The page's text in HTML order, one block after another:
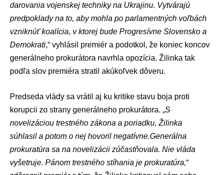
darovania vojenskej techniky na Ukrajinu. Vytvárajú
predpoklady na to, aby mohla po parlamentných voľbách
vzniknúť koalícia, v ktorej bude Progresívne Slovensko a
Demokrati,“ vyhlásil premiér a podotkol, že koniec koncov
generálneho prokurátora navrhla opozícia. Žilinka tak
podľa slov premiéra stratil akúkoľvek dôveru.
Predseda vlády sa vrátil aj ku kritike stavu boja proti
korupcii zo strany generálneho prokurátora. „S
novelizáciou trestného zákona a poriadku, Žilinka
súhlasil a potom o nej hovoril negatívne.Generálna
prokuratúra sa na novelizácii zúčastňovala. Nie vláda
vyšetruje. Pánom trestného stíhania je prokuratúra,“